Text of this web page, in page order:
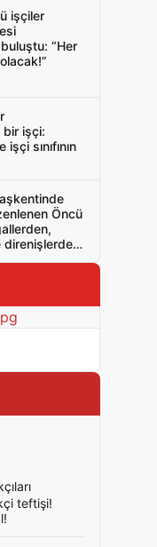
işçiler
“Her
bir işçi:
sınıfının
Öncü
teftişi!